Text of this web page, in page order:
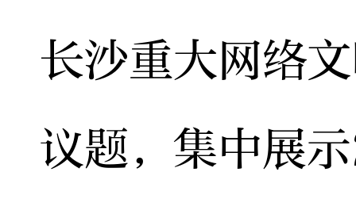
长沙重大网络
议题，集中展